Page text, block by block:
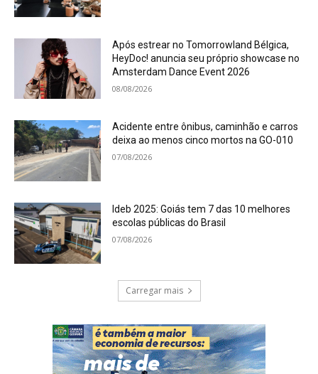
Após estrear no Tomorrowland Bélgica,
HeyDoc! anuncia seu próprio showcase no
Amsterdam Dance Event 2026
08/08/2026
Acidente entre ônibus, caminhão e carros
deixa ao menos cinco mortos na GO-010
07/08/2026
Ideb 2025: Goiás tem 7 das 10 melhores
escolas públicas do Brasil
07/08/2026
Carregar mais